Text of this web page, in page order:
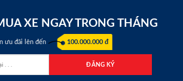
XE NGAY TRONG THÁNG
ưu đãi lên đến 100.000.000 đ